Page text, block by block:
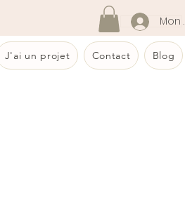
Mon
J'ai un projet Contact Blog